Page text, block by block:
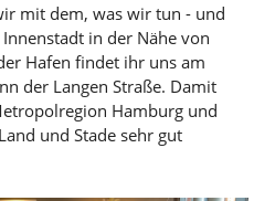
mit dem, was wir tun - und
in der Nähe von
Hafen findet ihr uns am
der Langen Straße. Damit
Hamburg und
und Stade sehr gut